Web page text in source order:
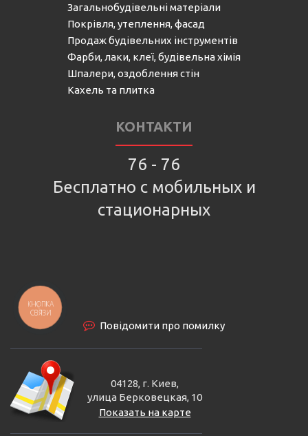
Загальнобудівельні матеріали
Покрівля, утеплення, фасад
Продаж будівельних інструментів
Фарби, лаки, клеї, будівельна хімія
Шпалери, оздоблення стін
Кахель та плитка
КОНТАКТИ
76 - 76
Бесплатно с мобильных и
стационарных
Повідомити про помилку
04128, г. Киев,
улица Берковецкая, 10
Показать на карте
КНОПКА
СВЯЗИ